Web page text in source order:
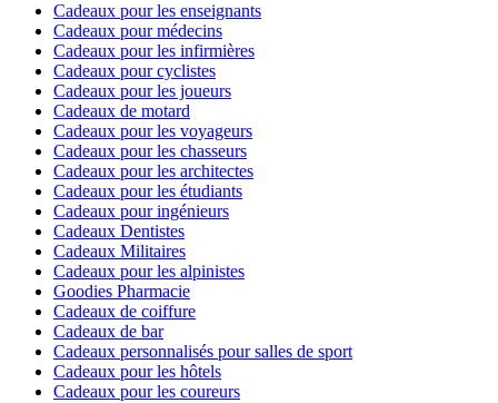
Cadeaux pour les enseignants
Cadeaux pour médecins
Cadeaux pour les infirmières
Cadeaux pour cyclistes
Cadeaux pour les joueurs
Cadeaux de motard
Cadeaux pour les voyageurs
Cadeaux pour les chasseurs
Cadeaux pour les architectes
Cadeaux pour les étudiants
Cadeaux pour ingénieurs
Cadeaux Dentistes
Cadeaux Militaires
Cadeaux pour les alpinistes
Goodies Pharmacie
Cadeaux de coiffure
Cadeaux de bar
Cadeaux personnalisés pour salles de sport
Cadeaux pour les hôtels
Cadeaux pour les coureurs